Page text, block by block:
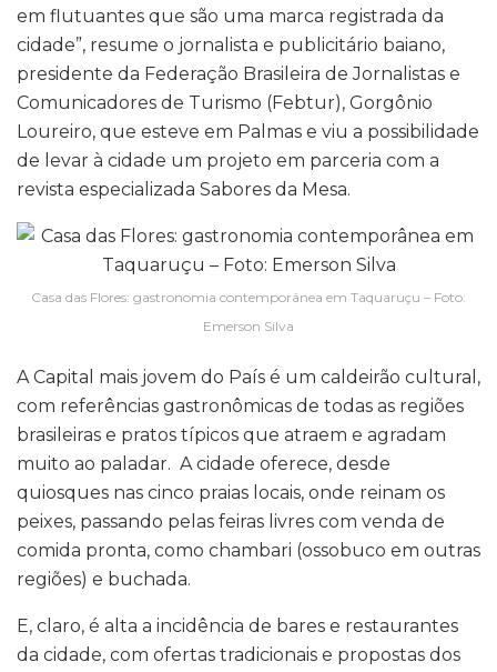
em flutuantes que são uma marca registrada da
cidade”, resume o jornalista e publicitário baiano,
presidente da Federação Brasileira de Jornalistas e
Comunicadores de Turismo (Febtur), Gorgônio
Loureiro, que esteve em Palmas e viu a possibilidade
de levar à cidade um projeto em parceria com a
revista especializada Sabores da Mesa.
Casa das Flores: gastronomia contemporânea em Taquaruçu – Foto:
Emerson Silva
A Capital mais jovem do País é um caldeirão cultural,
com referências gastronômicas de todas as regiões
brasileiras e pratos típicos que atraem e agradam
muito ao paladar. A cidade oferece, desde
quiosques nas cinco praias locais, onde reinam os
peixes, passando pelas feiras livres com venda de
comida pronta, como chambari (ossobuco em outras
regiões) e buchada.
E, claro, é alta a incidência de bares e restaurantes
da cidade, com ofertas tradicionais e propostas dos